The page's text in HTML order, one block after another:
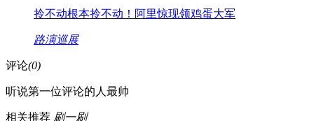
拎不动根本拎不动！阿里惊现领鸡蛋大军
路演巡展
评论(0)
听说第一位评论的人最帅
相关推荐 刷一刷